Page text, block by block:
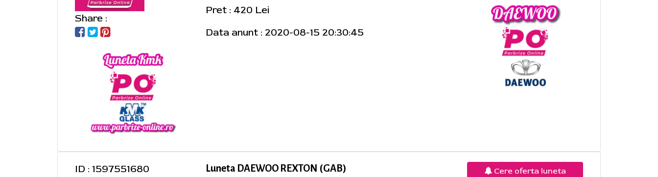
Share :
Pret : 420 Lei
Data anunt : 2020-08-15 20:30:45
ID : 1597551680
Luneta DAEWOO REXTON (GAB)
Cere oferta luneta